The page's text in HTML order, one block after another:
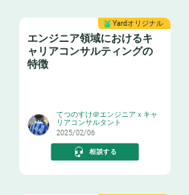
Yardオリジナル
エンジニア領域におけるキ
ャリアコンサルティングの
特徴
てつのすけ＠エンジニアｘキャ
リアコンサルタント
2025/02/06
相談する